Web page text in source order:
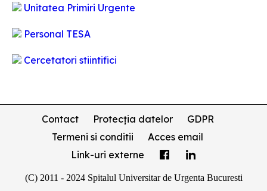
Unitatea Primiri Urgente
Personal TESA
Cercetatori stiintifici
Contact Protecția datelor
GDPR
Termeni si conditii
Acces email
Link-uri externe
(C) 2011 - 2024 Spitalul Universitar de Urgenta Bucuresti